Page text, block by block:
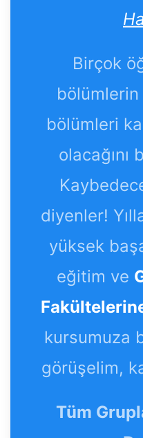
Birçok
bölümlerin
bölümleri
olacağını
diyenler!
yüksek
eğitim ve
kursumuza
görüşelim,
Tüm